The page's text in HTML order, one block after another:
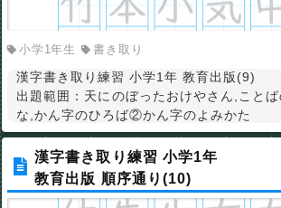
小学1年生 書き取り
漢字書き取り練習 小学1年 教育出版(9)
出題範囲：天にのぼったおけやさん,こと
な,かん字のひろば②かん字のよみかた
漢字書き取り練習 小学1年
教育出版 順序通り(10)